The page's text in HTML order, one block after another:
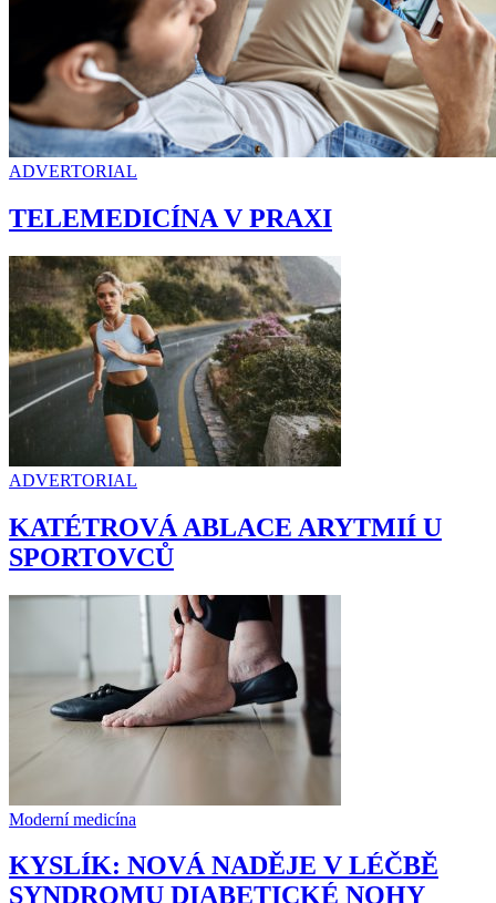
ADVERTORIAL
TELEMEDICÍNA V PRAXI
ADVERTORIAL
KATÉTROVÁ ABLACE ARYTMIÍ U
SPORTOVCŮ
Moderní medicína
KYSLÍK: NOVÁ NADĚJE V LÉČBĚ
SYNDROMU DIABETICKÉ NOHY